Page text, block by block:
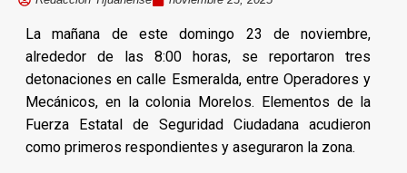
La mañana de este domingo 23 de noviembre,
alrededor de las 8:00 horas, se reportaron tres
detonaciones en calle Esmeralda, entre Operadores y
Mecánicos, en la colonia Morelos. Elementos de la
Fuerza Estatal de Seguridad Ciudadana acudieron
como primeros respondientes y aseguraron la zona.